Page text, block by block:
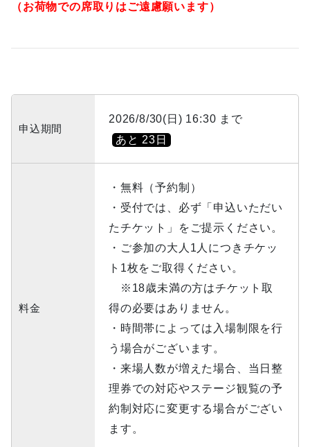
（お荷物での席取りはご遠慮願います）
申込期間
2026/8/30(日) 16:30 まで
あと 23日
料金
・無料（予約制）
・受付では、必ず「申込いただい
たチケット」をご提示ください。
・ご参加の大人1人につきチケッ
ト1枚をご取得ください。
※18歳未満の方はチケット取
得の必要はありません。
・時間帯によっては入場制限を行
う場合がございます。
・来場人数が増えた場合、当日整
理券での対応やステージ観覧の予
約制対応に変更する場合がござい
ます。